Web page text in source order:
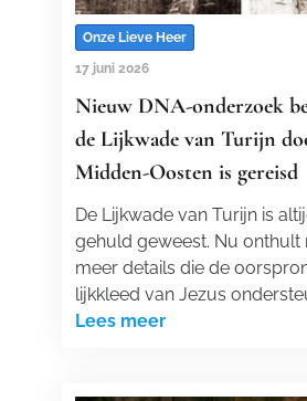
Onze Lieve Heer
17 juni 2026
Nieuw DNA-onderzoek
de Lijkwade van Turijn
Midden-Oosten is gereisd
De Lijkwade van Turijn is
gehuld geweest. Nu onthult
meer details die de
lijkkleed van Jezus
Lees meer